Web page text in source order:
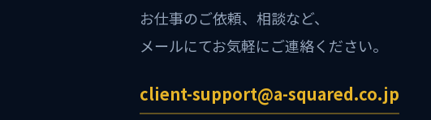
お仕事のご依頼、相談など、
メールにてお気軽にご連絡ください。
client-support@a-squared.co.jp